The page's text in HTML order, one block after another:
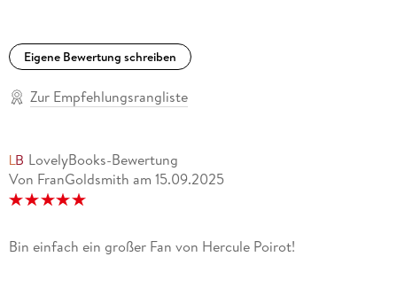
Eigene Bewertung schreiben
Zur Empfehlungsrangliste
LovelyBooks-Bewertung
Von FranGoldsmith am 15.09.2025
Bin einfach ein großer Fan von Hercule Poirot!